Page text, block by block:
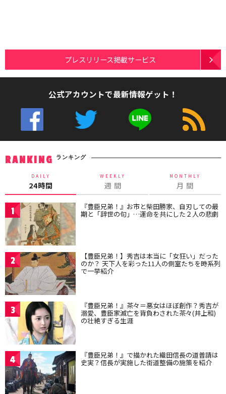
プレスリリース掲載サービス
公式アカウントで最新情報ゲット！
RANKING ランキング
DAILY
24時間
WEEKLY
週 間
MONTHLY
月 間
1 『豊臣兄弟！』お市と柴田勝家、自刃しての最
期と「辞世の句」…運命を共にした２人の悲劇
2 【豊臣兄弟！】秀吉は本当に「女狂い」だった
のか？ 天下人を彩った11人の側室たちを時系列
で一挙紹介
3 『豊臣兄弟！』茶々＝悪女はほぼ創作？秀吉が
溺愛、豊臣家滅亡を背負わされた茶々(井上和)
の壮絶すぎる生涯
4 『豊臣兄弟！』で描かれた織田信長の道普請は
史実？信長が実施した街道整備の施策を紹介